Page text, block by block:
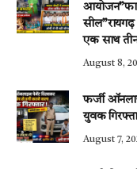
एक साथ
August 8,
फर्जी
युवक
August 7,